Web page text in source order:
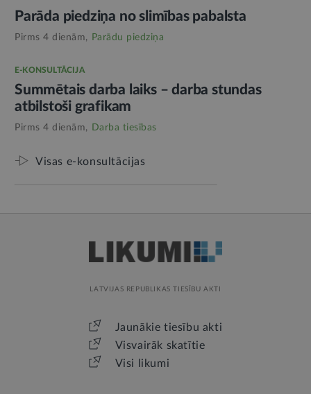
Parāda piedziņa no slimības pabalsta
Pirms 4 dienām, Parādu piedziņa
E-KONSULTĀCIJA
Summētais darba laiks – darba stundas
atbilstoši grafikam
Pirms 4 dienām, Darba tiesības
Visas e-konsultācijas
LATVIJAS REPUBLIKAS TIESĪBU AKTI
Jaunākie tiesību akti
Visvairāk skatītie
Visi likumi